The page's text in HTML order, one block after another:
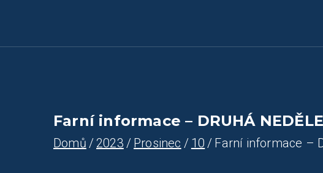
Farnost Žlutice
Farní informace – DRUHÁ
Domů 2023 Prosinec 10 Farní informace –